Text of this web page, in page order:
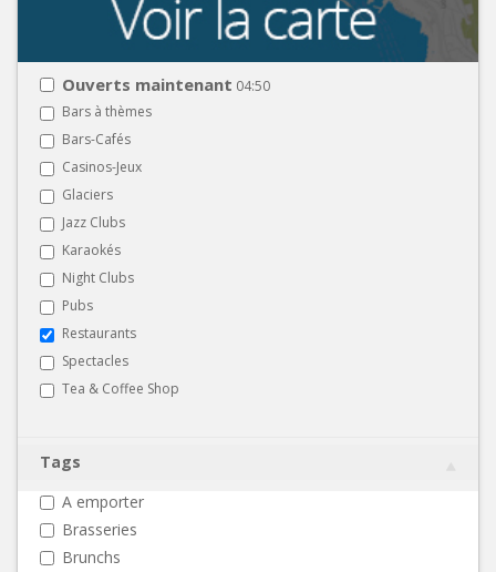
Ouverts maintenant 04:50
Bars à thèmes
Bars-Cafés
Casinos-Jeux
Glaciers
Jazz Clubs
Karaokés
Night Clubs
Pubs
Restaurants
Spectacles
Tea & Coffee Shop
Tags
A emporter
Brasseries
Brunchs